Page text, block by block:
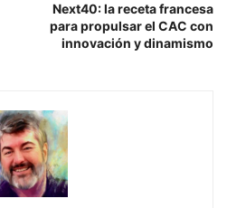
Next40: la receta francesa
para propulsar el CAC con
innovación y dinamismo